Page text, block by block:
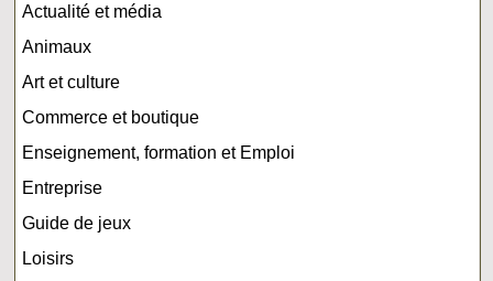
Actualité et média
Animaux
Art et culture
Commerce et boutique
Enseignement, formation et Emploi
Entreprise
Guide de jeux
Loisirs